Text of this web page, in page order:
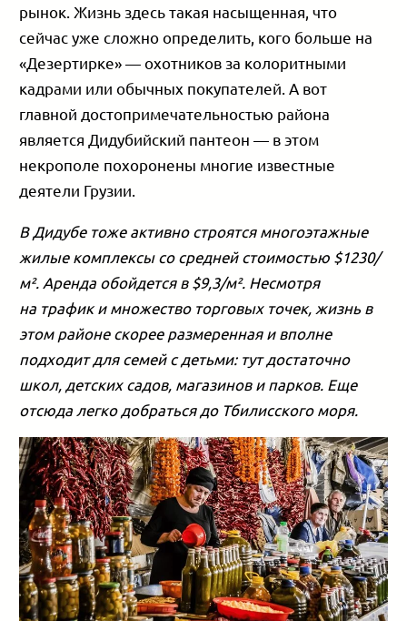
рынок. Жизнь здесь такая насыщенная, что
сейчас уже сложно определить, кого больше на
«Дезертирке» — охотников за колоритными
кадрами или обычных покупателей. А вот
главной достопримечательностью района
является Дидубийский пантеон — в этом
некрополе похоронены многие известные
деятели Грузии.
В Дидубе тоже активно строятся многоэтажные
жилые комплексы со средней стоимостью $1230/
м². Аренда обойдется в $9,3/м². Несмотря
на трафик и множество торговых точек, жизнь в
этом районе скорее размеренная и вполне
подходит для семей с детьми: тут достаточно
школ, детских садов, магазинов и парков. Еще
отсюда легко добраться до Тбилисского моря.